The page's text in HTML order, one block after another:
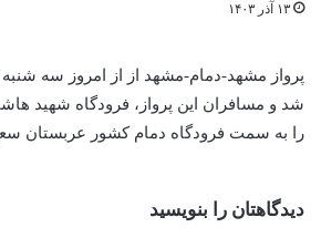
۱۳ آذر ۱۴۰۳
پرواز مشهد-دمام-مشهد از از امروز سه شنبه
شد و مسافران این پرواز، فرودگاه شهید
را به سمت فرودگاه دمام کشور عربستان
دیدگاهتان را بنویسید